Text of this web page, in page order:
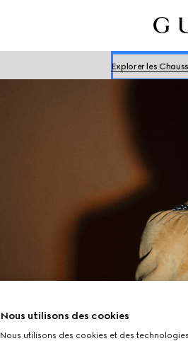
Explorer les
Explore les
Explorer les
Nous utilisons des cookies
Nous utilisons des cookies et des